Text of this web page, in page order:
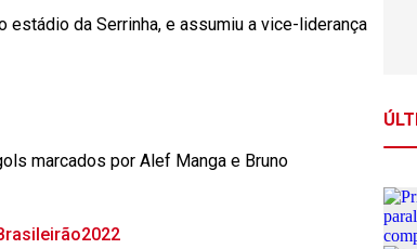
estádio da Serrinha, e assumiu a vice-liderança
marcados por Alef Manga e Bruno